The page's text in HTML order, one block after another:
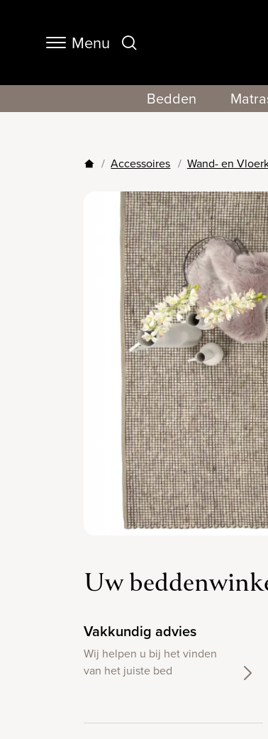
Navigation
Menu
Bedden
Accessoires Wand- en
Uw
Vakkundig advies
Wij helpen u bij het vinden
van het juiste bed